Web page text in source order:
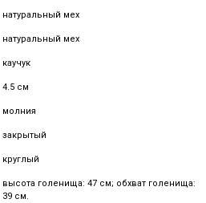
натуральный мех
натуральный мех
каучук
4.5 см
молния
закрытый
круглый
высота голенища: 47 см; обхват голенища:
39 см.